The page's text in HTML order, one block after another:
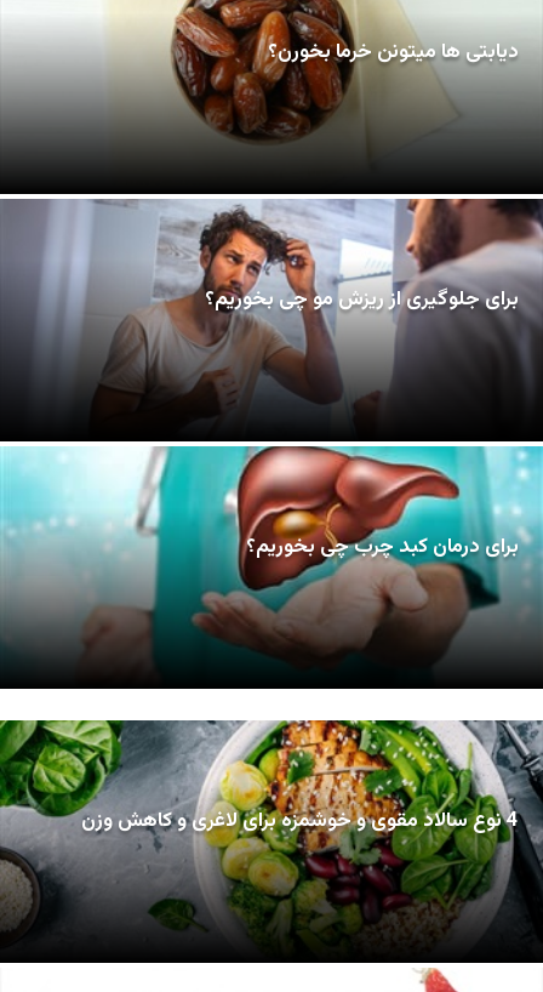
دیابتی ها میتونن خرما بخورن؟
برای جلوگیری از ریزش مو چی بخوریم؟
برای درمان کبد چرب چی بخوریم؟
4 نوع سالاد مقوی و خوشمزه برای لاغری و کاهش وزن